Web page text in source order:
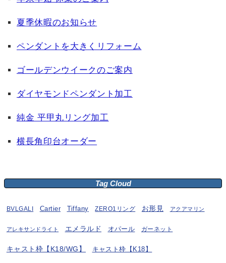
夏季休暇のお知らせ
ペンダントを大きくリフォーム
ゴールデンウイークのご案内
ダイヤモンドペンダント加工
純金 平甲丸リング加工
横長角印台オーダー
Tag Cloud
BVLGALI Cartier Tiffany ZERO1リング お形見 アクアマリン
アレキサンドライト エメラルド オパール ガーネット
キャスト枠【K18/WG】 キャスト枠【K18】